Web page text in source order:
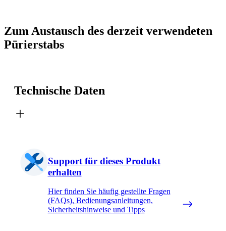
Zum Austausch des derzeit verwendeten
Pürierstabs
Technische Daten
Support für dieses Produkt
erhalten
Hier finden Sie häufig gestellte Fragen
(FAQs), Bedienungsanleitungen,
Sicherheitshinweise und Tipps